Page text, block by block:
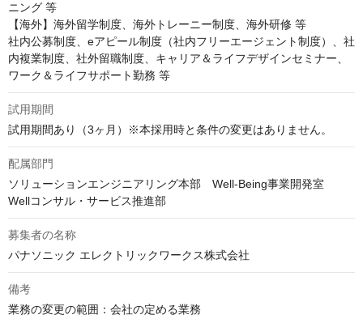
ニング 等
【海外】海外留学制度、海外トレーニー制度、海外研修 等
社内公募制度、eアピール制度（社内フリーエージェント制度）、社
内複業制度、社外留職制度、キャリア＆ライフデザインセミナー、
ワーク＆ライフサポート勤務 等
試用期間
試用期間あり（3ヶ月）※本採用時と条件の変更はありません。
配属部門
ソリューションエンジニアリング本部　Well-Being事業開発室
Wellコンサル・サービス推進部
募集者の名称
パナソニック エレクトリックワークス株式会社
備考
業務の変更の範囲：会社の定める業務